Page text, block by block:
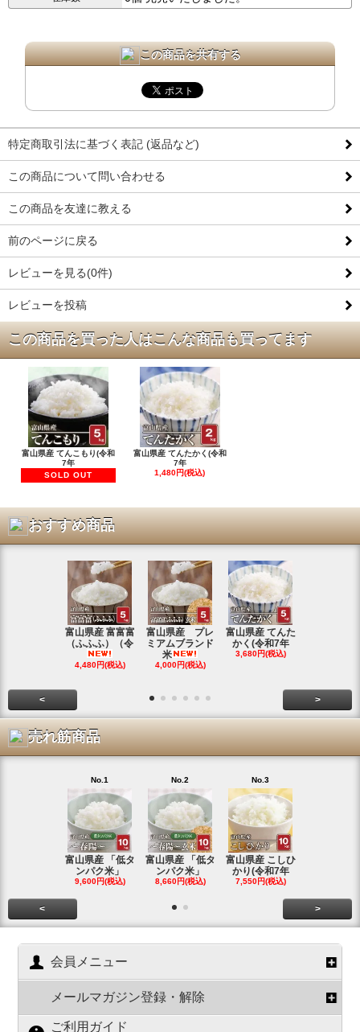
この商品を共有する
特定商取引法に基づく表記 (返品など)
この商品について問い合わせる
この商品を友達に教える
前のページに戻る
レビューを見る(0件)
レビューを投稿
この商品を買った人はこんな商品も買ってます
富山県産 てんこもり(令和
7年
SOLD OUT
富山県産 てんたかく(令和
7年
1,480円(税込)
おすすめ商品
富山県産 富富富
（ふふふ）（令
4,480円(税込)
富山県産 プレ
ミアムブランド
米
4,000円(税込)
富山県産 てんた
かく(令和7年
3,680円(税込)
< >
売れ筋商品
No.1
富山県産 「低タ
ンパク米」
9,600円(税込)
No.2
富山県産 「低タ
ンパク米」
8,660円(税込)
No.3
富山県産 こしひ
かり(令和7年
7,550円(税込)
< >
会員メニュー
メールマガジン登録・解除
ご利用ガイド